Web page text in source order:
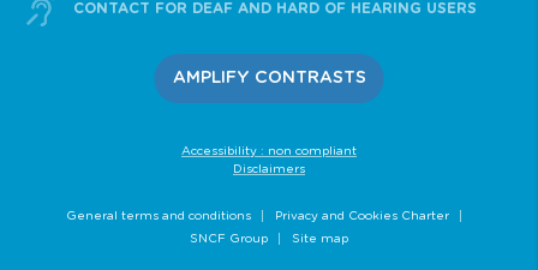
CONTACT FOR DEAF AND HARD OF HEARING USERS
AMPLIFY CONTRASTS
Accessibility : non compliant
Disclaimers
General terms and conditions
Privacy and Cookies Charter
SNCF Group
Site map